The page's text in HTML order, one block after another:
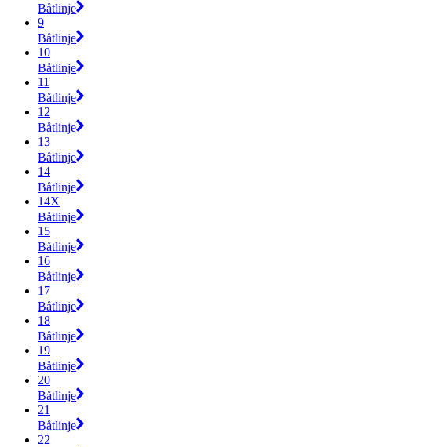
Båtlinje
9
Båtlinje
10
Båtlinje
11
Båtlinje
12
Båtlinje
13
Båtlinje
14
Båtlinje
14X
Båtlinje
15
Båtlinje
16
Båtlinje
17
Båtlinje
18
Båtlinje
19
Båtlinje
20
Båtlinje
21
Båtlinje
22